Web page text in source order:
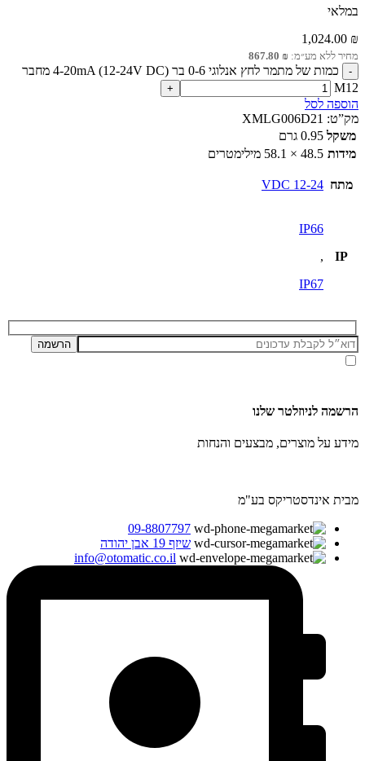
במלאי
1,024.00 ₪
מחיר ללא מע״מ: 867.80 ₪
כמות של מתמר לחץ אנלוגי 0-6 בר 4-20mA (12-24V DC) מחבר
M12
הוספה לסל
מק”ט: XMLG006D21
משקל 0.95 גרם
מידות 48.5 × 58.1 מילימטרים
מתח 12-24 VDC
IP
IP66
,
IP67
הרשמה לניוזלטר שלנו
מידע על מוצרים, מבצעים והנחות
מבית אינדסטריקס בע"מ
09-8807797
שיזף 19 אבן יהודה
info@otomatic.co.il